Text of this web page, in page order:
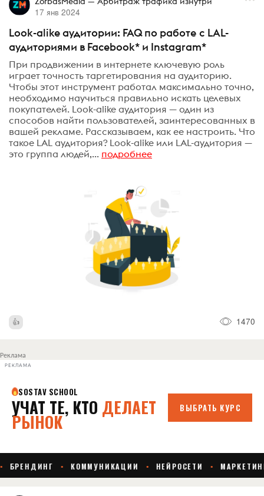
17 янв 2024
Look-alike аудитории: FAQ по работе с LAL-
аудиториями в Facebook* и Instagram*
При продвижении в интернете ключевую роль
играет точность таргетирования на аудиторию.
Чтобы этот инструмент работал максимально точно,
необходимо научиться правильно искать целевых
покупателей. Look-alike аудитория — один из
способов найти пользователей, заинтересованных в
вашей рекламе. Рассказываем, как ее настроить. Что
такое LAL аудитория? Look-alike или LAL-аудитория —
это группа людей,... подробнее
1470
Реклама
РЕКЛАМА